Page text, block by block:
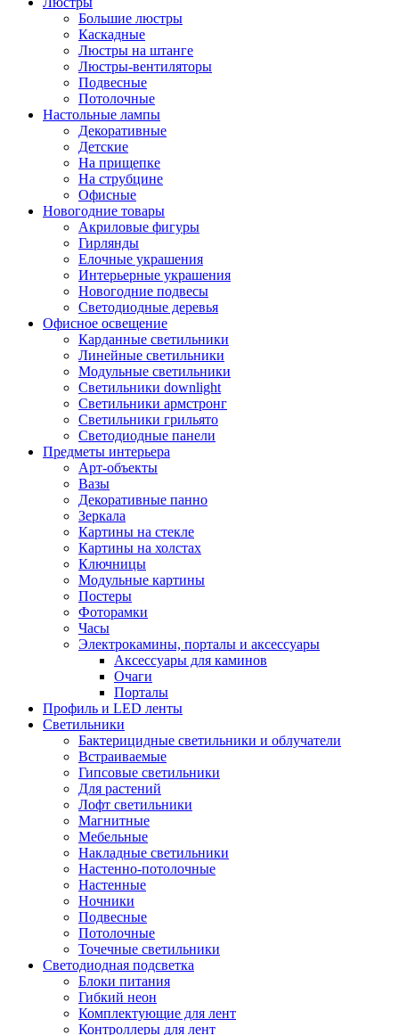
Большие люстры
Каскадные
Люстры на штанге
Люстры-вентиляторы
Подвесные
Потолочные
Настольные лампы
Декоративные
Детские
На прищепке
На струбцине
Офисные
Новогодние товары
Акриловые фигуры
Гирлянды
Елочные украшения
Интерьерные украшения
Новогодние подвесы
Светодиодные деревья
Офисное освещение
Карданные светильники
Линейные светильники
Модульные светильники
Светильники downlight
Светильники армстронг
Светильники грильято
Светодиодные панели
Предметы интерьера
Арт-объекты
Вазы
Декоративные панно
Зеркала
Картины на стекле
Картины на холстах
Ключницы
Модульные картины
Постеры
Фоторамки
Часы
Электрокамины, порталы и аксессуары
Аксессуары для каминов
Очаги
Порталы
Профиль и LED ленты
Светильники
Бактерицидные светильники и облучатели
Встраиваемые
Гипсовые светильники
Для растений
Лофт светильники
Магнитные
Мебельные
Накладные светильники
Настенно-потолочные
Настенные
Ночники
Подвесные
Потолочные
Точечные светильники
Светодиодная подсветка
Блоки питания
Гибкий неон
Комплектующие для лент
Контроллеры для лент